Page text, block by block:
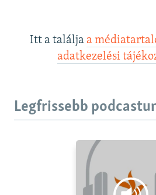
Itt a találja a
adatkezelési
Legfrissebb